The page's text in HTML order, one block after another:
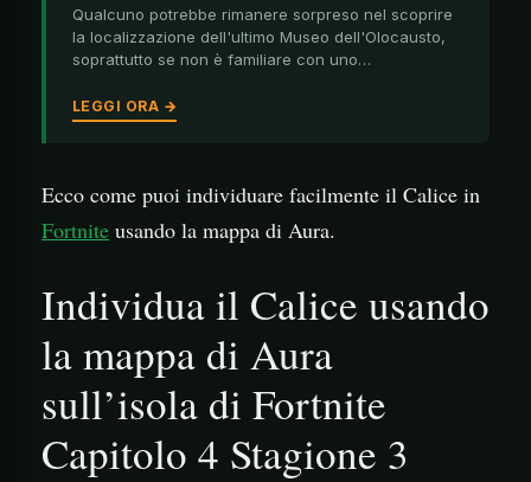
Qualcuno potrebbe rimanere sorpreso nel scoprire
la localizzazione dell'ultimo Museo dell'Olocausto,
soprattutto se non è familiare con uno…
LEGGI ORA →
Ecco come puoi individuare facilmente il Calice in
Fortnite usando la mappa di Aura.
Individua il Calice usando
la mappa di Aura
sull’isola di Fortnite
Capitolo 4 Stagione 3